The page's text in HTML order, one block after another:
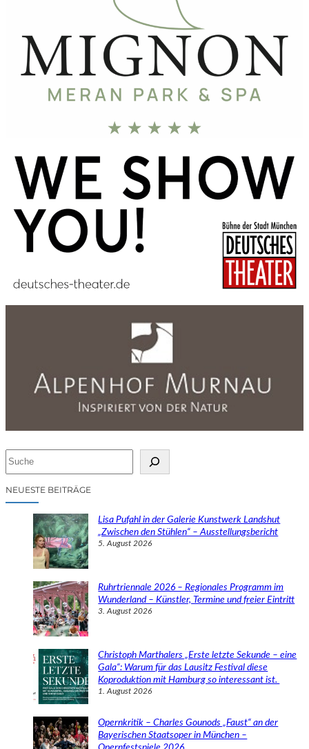
NEUESTE BEITRÄGE
Lisa Pufahl in der Galerie Kunstwerk Landshut
„Zwischen den Stühlen“ – Ausstellungsbericht
5. August 2026
Ruhrtriennale 2026 – Regionales Programm im
Wunderland – Künstler, Termine und freier Eintritt
3. August 2026
Christoph Marthalers „Erste letzte Sekunde – eine
Gala“: Warum für das Lausitz Festival diese
Koproduktion mit Hamburg so interessant ist.
1. August 2026
Opernkritik – Charles Gounods „Faust“ an der
Bayerischen Staatsoper in München –